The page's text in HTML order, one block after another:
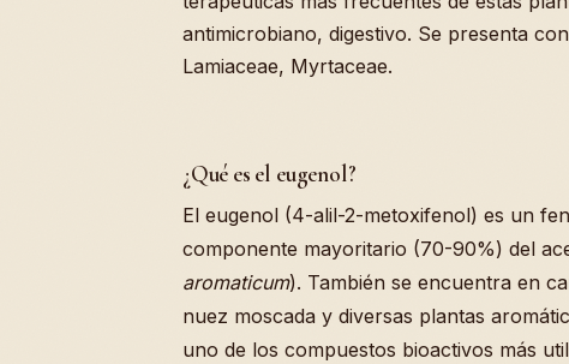
antimicrobiano, digestivo. Se presenta
Lamiaceae, Myrtaceae.
¿Qué es el eugenol?
El eugenol (4-alil-2-metoxifenol) es un
componente mayoritario (70-90%) del
aromaticum). También se encuentra en
nuez moscada y diversas plantas
uno de los compuestos bioactivos más